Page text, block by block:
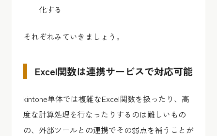
化する
それぞれみていきましょう。
Excel関数は連携サービスで対応可能
kintone単体では複雑なExcel関数を扱ったり、高
度な計算処理を行なったりするのは難しいもの
の、外部ツールとの連携でその弱点を補うことが